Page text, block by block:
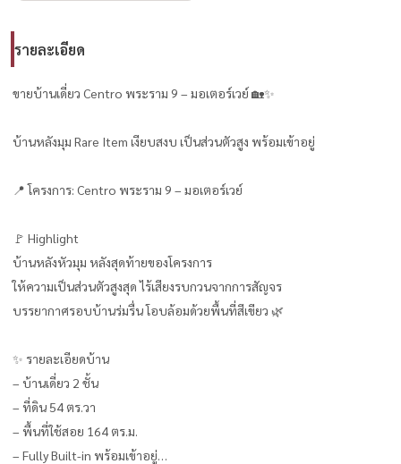
รายละเอียด
ขายบ้านเดี่ยว Centro พระราม 9 – มอเตอร์เวย์ 🏡✨
บ้านหลังมุม Rare Item เงียบสงบ เป็นส่วนตัวสูง พร้อมเข้าอยู่
📍 โครงการ: Centro พระราม 9 – มอเตอร์เวย์
🚩 Highlight
บ้านหลังหัวมุม หลังสุดท้ายของโครงการ
ให้ความเป็นส่วนตัวสูงสุด ไร้เสียงรบกวนจากการสัญจร
บรรยากาศรอบบ้านร่มรื่น โอบล้อมด้วยพื้นที่สีเขียว 🌿
✨ รายละเอียดบ้าน
– บ้านเดี่ยว 2 ชั้น
– ที่ดิน 54 ตร.วา
– พื้นที่ใช้สอย 164 ตร.ม.
– Fully Built-in พร้อมเข้าอยู่